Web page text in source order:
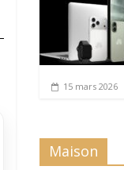
15 mars 2026
Maison